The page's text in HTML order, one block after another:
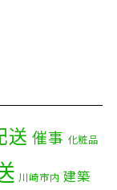
送 催事 化粧品
川崎市内 建築